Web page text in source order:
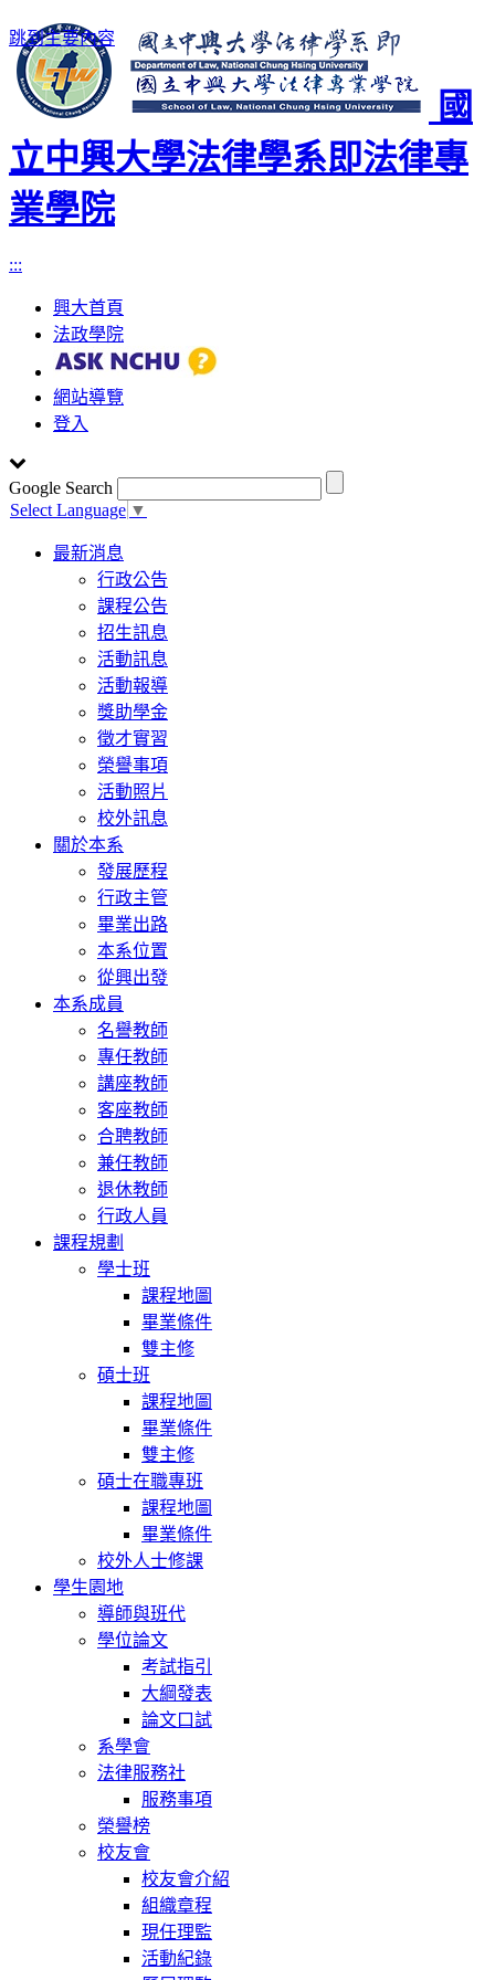
跳到主要內容
國
立中興大學法律學系即法律專
業學院
:::
興大首頁
法政學院
網站導覽
登入
Google Search
Select Language ▼
Toggle
navigation
最新消息
行政公告
課程公告
招生訊息
活動訊息
活動報導
獎助學金
徵才實習
榮譽事項
活動照片
校外訊息
關於本系
發展歷程
行政主管
畢業出路
本系位置
從興出發
本系成員
名譽教師
專任教師
講座教師
客座教師
合聘教師
兼任教師
退休教師
行政人員
課程規劃
學士班
課程地圖
畢業條件
雙主修
碩士班
課程地圖
畢業條件
雙主修
碩士在職專班
課程地圖
畢業條件
校外人士修課
學生園地
導師與班代
學位論文
考試指引
大綱發表
論文口試
系學會
法律服務社
服務事項
榮譽榜
校友會
校友會介紹
組織章程
現任理監
活動紀錄